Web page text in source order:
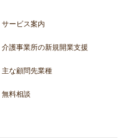
サービス案内
介護事業所の新規開業支援
主な顧問先業種
無料相談